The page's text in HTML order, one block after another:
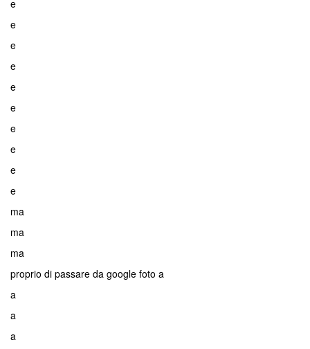
e
e
e
e
e
e
e
e
e
e
ma
ma
ma
proprio di passare da google foto a
a
a
a